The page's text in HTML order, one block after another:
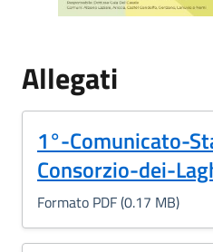
Allegati
1°-Comunicato-
Consorzio-dei-
(Formato PDF,
Formato PDF (0.17 MB)